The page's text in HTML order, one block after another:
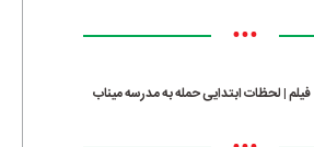
•••
فیلم | لحظات ابتدایی حمله به مدرسه میناب